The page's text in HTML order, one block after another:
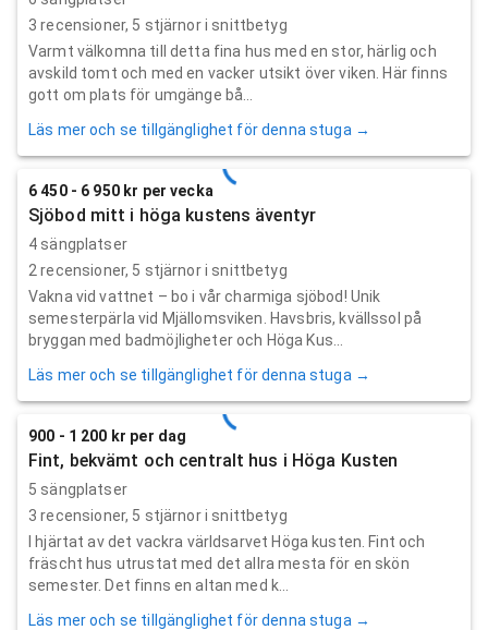
3 recensioner, 5 stjärnor i snittbetyg
Varmt välkomna till detta fina hus med en stor, härlig och
avskild tomt och med en vacker utsikt över viken. Här finns
gott om plats för umgänge bå...
Läs mer och se tillgänglighet för denna stuga →
6 450 - 6 950 kr per vecka
Sjöbod mitt i höga kustens äventyr
4 sängplatser
2 recensioner, 5 stjärnor i snittbetyg
Vakna vid vattnet – bo i vår charmiga sjöbod! Unik
semesterpärla vid Mjällomsviken. Havsbris, kvällssol på
bryggan med badmöjligheter och Höga Kus...
Läs mer och se tillgänglighet för denna stuga →
900 - 1 200 kr per dag
Fint, bekvämt och centralt hus i Höga Kusten
5 sängplatser
3 recensioner, 5 stjärnor i snittbetyg
I hjärtat av det vackra världsarvet Höga kusten. Fint och
fräscht hus utrustat med det allra mesta för en skön
semester. Det finns en altan med k...
Läs mer och se tillgänglighet för denna stuga →